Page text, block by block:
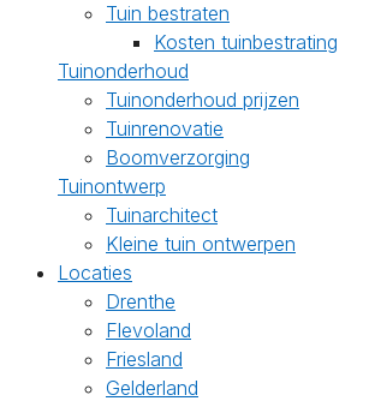
Tuin bestraten
Kosten tuinbestrating
Tuinonderhoud
Tuinonderhoud prijzen
Tuinrenovatie
Boomverzorging
Tuinontwerp
Tuinarchitect
Kleine tuin ontwerpen
Locaties
Drenthe
Flevoland
Friesland
Gelderland